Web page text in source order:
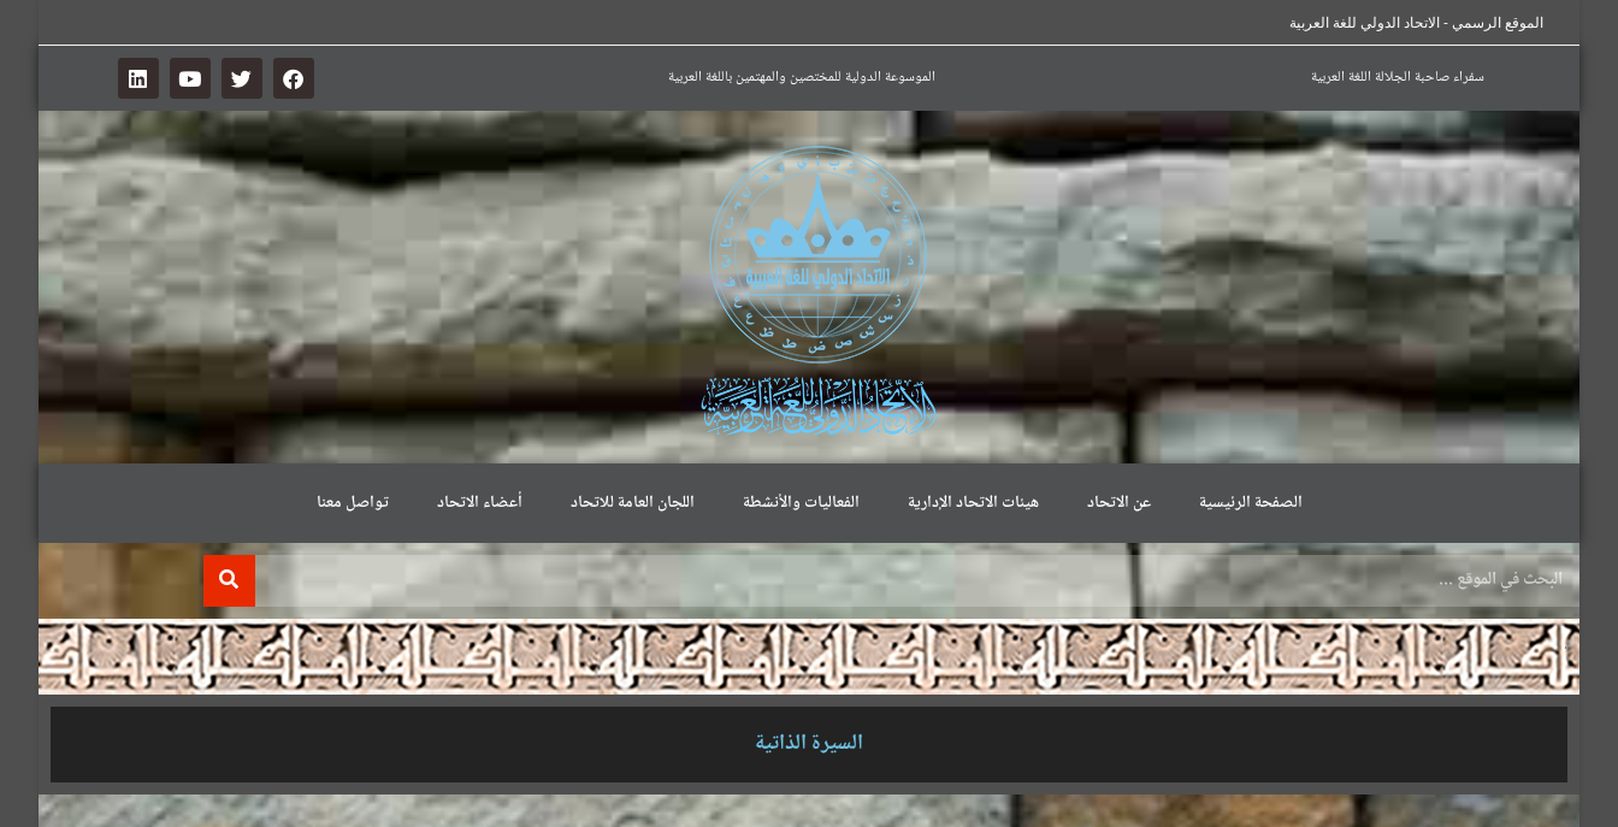
الموقع الرسمي - الاتحاد الدولي للغة العربية
سفراء صاحبة الجلالة اللغة العربية الموسوعة الدولية للمختصين والمهتمين باللغة العربية
الصفحة الرئيسية عن الاتحاد هيئات الاتحاد الإدارية الفعاليات والأنشطة اللجان العامة للاتحاد أعضاء الاتحاد تواصل معنا
.
السيرة الذاتية